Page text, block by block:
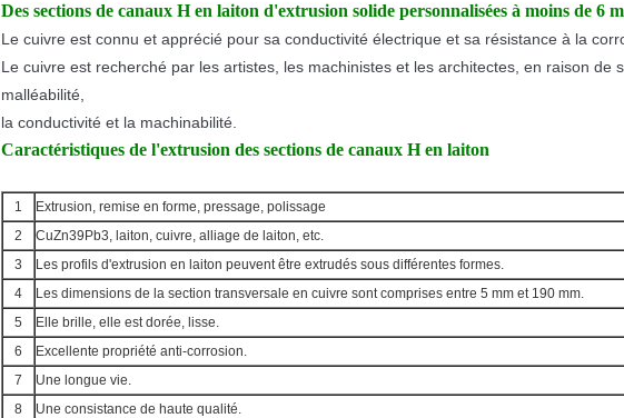
Des sections de canaux H en laiton d'extrusion solide personnalisées à moins de 6 m
Le cuivre est connu et apprécié pour sa conductivité électrique et sa résistance à la
Le cuivre est recherché par les artistes, les machinistes et les architectes, en raison de
malléabilité,
la conductivité et la machinabilité.
Caractéristiques de l'extrusion des sections de canaux H en laiton
1
Extrusion, remise en forme, pressage, polissage
2
CuZn39Pb3, laiton, cuivre, alliage de laiton, etc.
3
Les profils d'extrusion en laiton peuvent être extrudés sous différentes formes.
4
Les dimensions de la section transversale en cuivre sont comprises entre 5 mm et 190 mm.
5
Elle brille, elle est dorée, lisse.
6
Excellente propriété anti-corrosion.
7
Une longue vie.
8
Une consistance de haute qualité.